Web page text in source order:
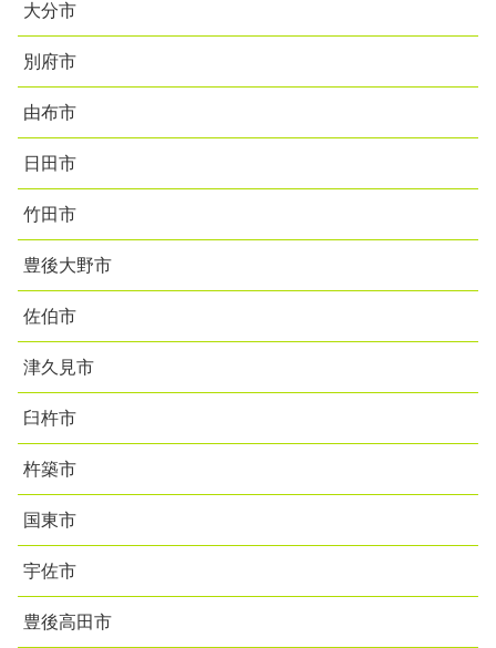
大分市
別府市
由布市
日田市
竹田市
豊後大野市
佐伯市
津久見市
臼杵市
杵築市
国東市
宇佐市
豊後高田市